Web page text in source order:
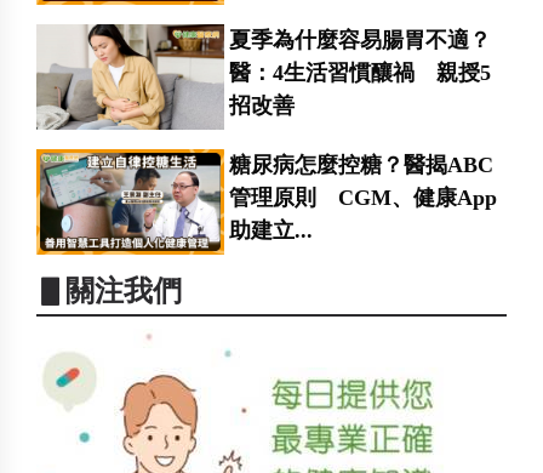
夏季為什麼容易腸胃不適？
醫：4生活習慣釀禍 親授5
招改善
糖尿病怎麼控糖？醫揭ABC
管理原則 CGM、健康App
助建立...
▋關注我們